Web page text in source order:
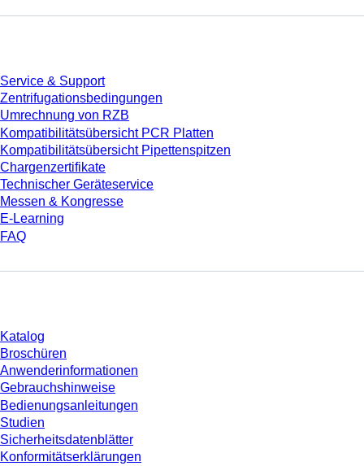
Service & Support
Zentrifugationsbedingungen
Umrechnung von RZB
Kompatibilitätsübersicht PCR Platten
Kompatibilitätsübersicht Pipettenspitzen
Chargenzertifikate
Technischer Geräteservice
Messen & Kongresse
E-Learning
FAQ
Katalog
Broschüren
Anwenderinformationen
Gebrauchshinweise
Bedienungsanleitungen
Studien
Sicherheitsdatenblätter
Konformitätserklärungen